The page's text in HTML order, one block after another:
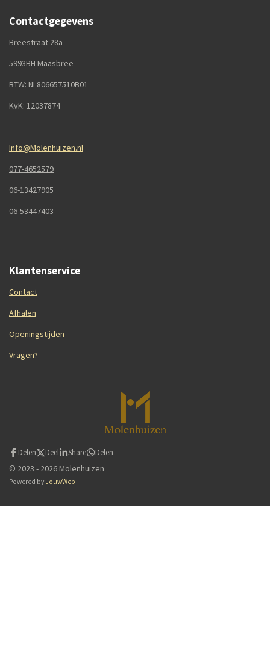
b
o
a
r
m
e
Contactgegevens
Breestraat 28a
5993BH Maasbree
BTW: NL806657510B01
KvK: 12037874
Info@Molenhuizen.nl
077-4652579
06-13427905
06-53447403
Klantenservice
Contact
Afhalen
Openingstijden
Vragen?
Delen Deel Share Delen
© 2023 - 2026 Molenhuizen
Powered by JouwWeb